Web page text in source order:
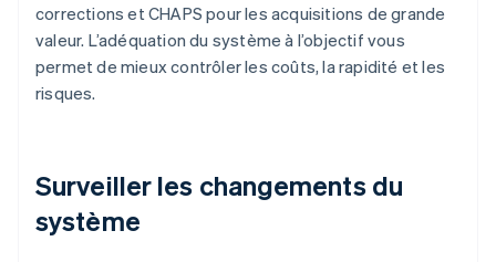
corrections et CHAPS pour les acquisitions de grande
valeur. L’adéquation du système à l’objectif vous
permet de mieux contrôler les coûts, la rapidité et les
risques.
Surveiller les changements du
système